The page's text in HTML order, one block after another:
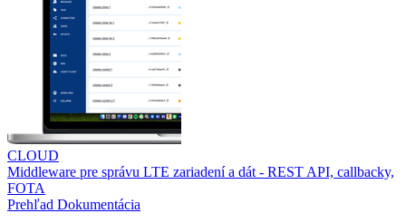
CLOUD
Middleware pre správu LTE zariadení a dát - REST API, callbacky,
FOTA
Prehľad Dokumentácia